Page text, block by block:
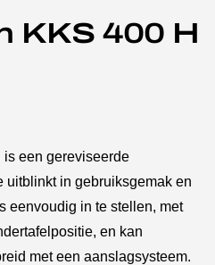
KKS 400 H
een gereviseerde
uitblinkt in gebruiksgemak en
eenvoudig in te stellen, met
en kan
met een aanslagsysteem.